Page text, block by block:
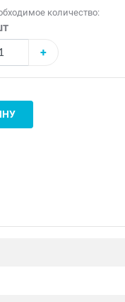
количество:
+